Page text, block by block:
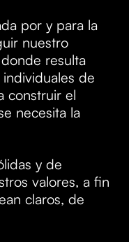
por y para la
nuestro
resulta
de
construir el
necesita la
y de
valores, a fin
claros, de